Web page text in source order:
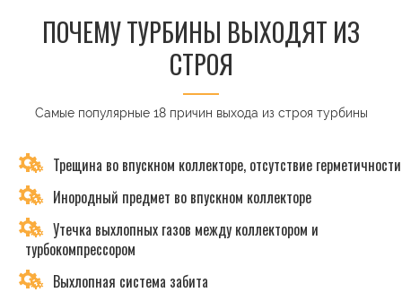
ПОЧЕМУ ТУРБИНЫ ВЫХОДЯТ ИЗ
СТРОЯ
Самые популярные 18 причин выхода из строя турбины
Трещина во впускном коллекторе, отсутствие герметичности
Инородный предмет во впускном коллекторе
Утечка выхлопных газов между коллектором и
турбокомпрессором
Выхлопная система забита